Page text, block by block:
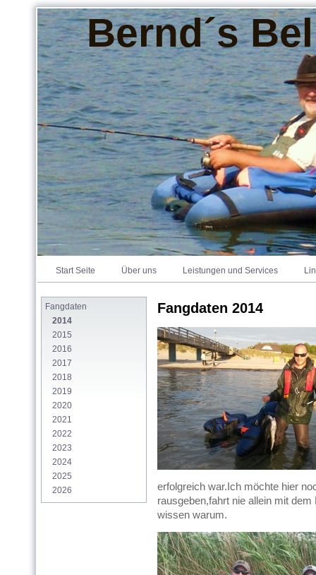
Bernd´s
Start Seite Über uns Leistungen und Services
Fangdaten
2014
2015
2016
2017
2018
2019
2020
2021
2022
2023
2024
2025
2026
Fangdaten 2014
erfolgreich war.Ich möchte hier
rausgeben,fahrt nie allein mit
wissen warum.